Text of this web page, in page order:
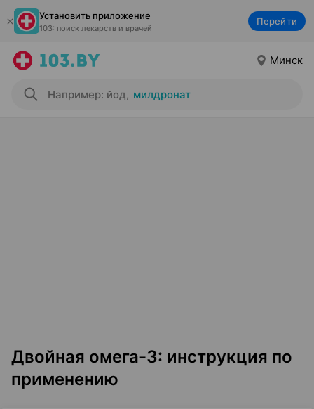
Установить приложение
103: поиск лекарств и врачей
Перейти
Минск
Например: йод, милдронат
Двойная омега-3: инструкция по
применению